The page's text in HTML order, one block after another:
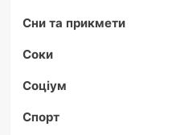
Сни та прикмети
Соки
Соціум
Спорт